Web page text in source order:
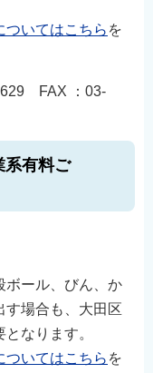
ついてはこちら を
FAX ：03-
系有料ご
ボール、びん、か
す場合も、大田区
なります。
ついてはこちら を